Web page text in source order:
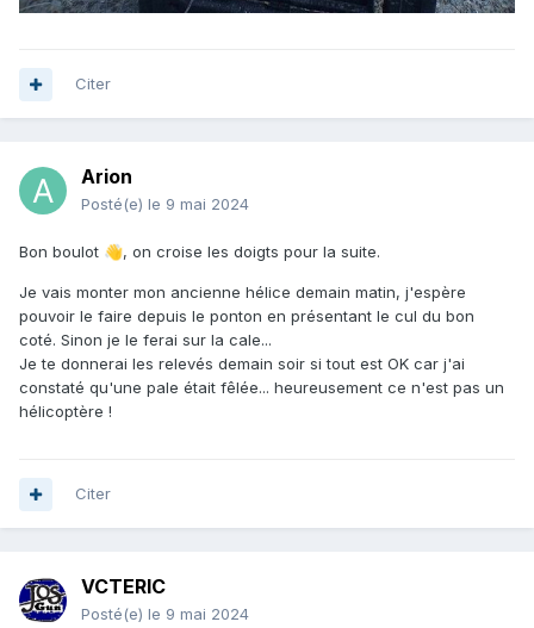
Citer
Arion
Posté(e) le 9 mai 2024
Bon boulot 👋, on croise les doigts pour la suite.
Je vais monter mon ancienne hélice demain matin, j'espère
pouvoir le faire depuis le ponton en présentant le cul du bon
coté. Sinon je le ferai sur la cale...
Je te donnerai les relevés demain soir si tout est OK car j'ai
constaté qu'une pale était fêlée... heureusement ce n'est pas un
hélicoptère !
Citer
VCTERIC
Posté(e) le 9 mai 2024